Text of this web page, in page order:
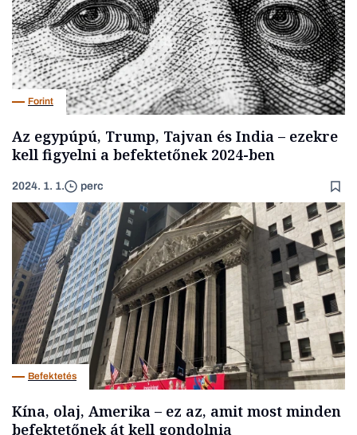
Forint
Az egypúpú, Trump, Tajvan és India – ezekre
kell figyelni a befektetőnek 2024-ben
2024. 1. 1. perc
Befektetés
Kína, olaj, Amerika – ez az, amit most minden
befektetőnek át kell gondolnia